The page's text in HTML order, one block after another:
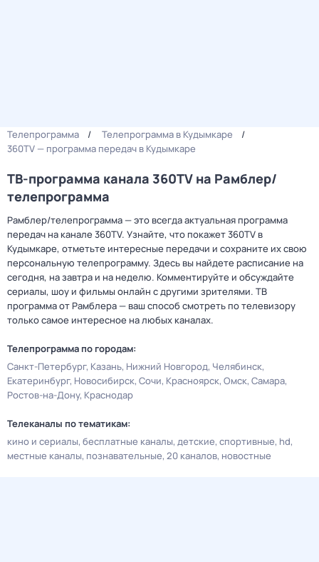
Телепрограмма
Телепрограмма в Кудымкаре
360TV — программа передач в Кудымкаре
ТВ-программа канала 360TV на Рамблер/
телепрограмма
Рамблер/телепрограмма — это всегда актуальная программа
передач на канале 360TV. Узнайте, что покажет 360TV в
Кудымкаре, отметьте интересные передачи и сохраните их свою
персональную телепрограмму. Здесь вы найдете расписание на
сегодня, на завтра и на неделю. Комментируйте и обсуждайте
сериалы, шоу и фильмы онлайн с другими зрителями. ТВ
программа от Рамблера — ваш способ смотреть по телевизору
только самое интересное на любых каналах.
Телепрограмма по городам:
Санкт-Петербург Казань Нижний Новгород Челябинск
Екатеринбург Новосибирск Сочи Красноярск Омск Самара
Ростов-на-Дону Краснодар
Телеканалы по тематикам:
кино и сериалы бесплатные каналы детские спортивные hd
местные каналы познавательные 20 каналов новостные